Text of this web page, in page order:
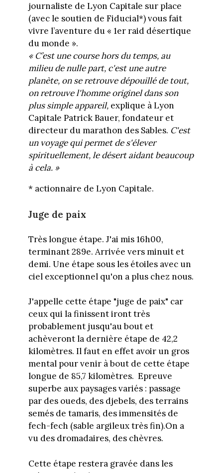
journaliste de Lyon Capitale sur place
(avec le soutien de Fiducial*) vous fait
vivre l’aventure du « 1er raid désertique
du monde ».
« C’est une course hors du temps, au
milieu de nulle part, c'est une autre
planète, on se retrouve dépouillé de tout,
on retrouve l'homme originel dans son
plus simple appareil, explique à Lyon
Capitale Patrick Bauer, fondateur et
directeur du marathon des Sables. C'est
un voyage qui permet de s'élever
spirituellement, le désert aidant beaucoup
à cela.»
* actionnaire de Lyon Capitale.
Juge de paix
Très longue étape. J'ai mis 16h00,
terminant 289e. Arrivée vers minuit et
demi. Une étape sous les étoiles avec un
ciel exceptionnel qu'on a plus chez nous.
J'appelle cette étape "juge de paix" car
ceux qui la finissent iront très
probablement jusqu'au bout et
achèveront la dernière étape de 42,2
kilomètres. Il faut en effet avoir un gros
mental pour venir à bout de cette étape
longue de 85,7 kilomètres. Epreuve
superbe aux paysages variés : passage
par des oueds, des djebels, des terrains
semés de tamaris, des immensités de
fech-fech (sable argileux très fin).On a
vu des dromadaires, des chèvres.
Cette étape restera gravée dans les